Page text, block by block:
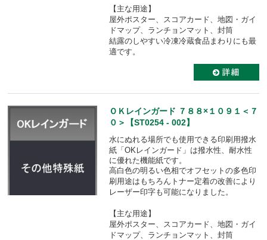
【主な用途】
屋外ポスター、スコアカード、地図・ガイ
ドマップ、ランチョンマット、封筒
結露のしやすい冷凍冷蔵食品まわりにも最
適です。
ＯＫレインガード ７８８×１０９１＜７
０＞【ST0254 - 002】
水にぬれる場所でも使用できる印刷用撥水
紙「OKレインガード」は撥水性、耐水性
に優れた機能紙です。
高白色の明るい色相でオフセットの多色印
刷用途はもちろんトナー定着の改善により
レーザー印字も可能になりました。
【主な用途】
屋外ポスター、スコアカード、地図・ガイ
ドマップ、ランチョンマット、封筒